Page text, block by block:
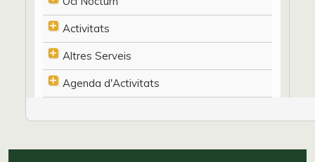
Activitats
Altres Serveis
Agenda d'Activitats